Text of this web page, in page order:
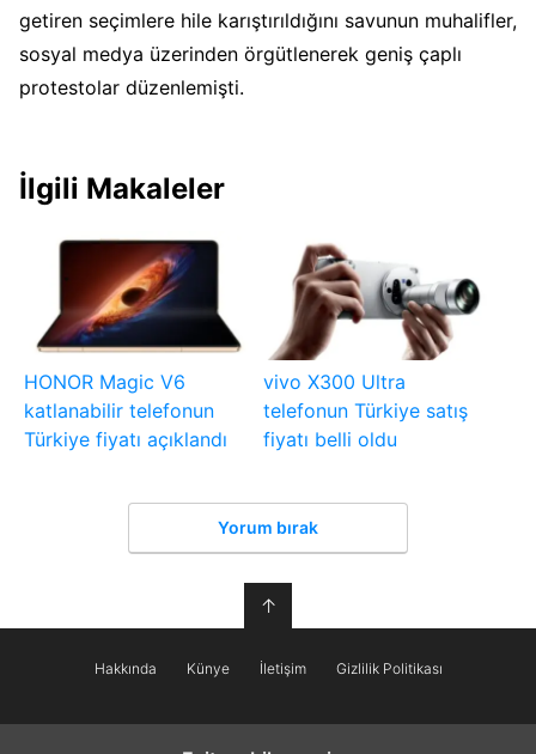
getiren seçimlere hile karıştırıldığını savunun muhalifler,
sosyal medya üzerinden örgütlenerek geniş çaplı
protestolar düzenlemişti.
İlgili Makaleler
HONOR Magic V6
katlanabilir telefonun
Türkiye fiyatı açıklandı
vivo X300 Ultra
telefonun Türkiye satış
fiyatı belli oldu
Yorum bırak
↑
Hakkında Künye İletişim Gizlilik Politikası